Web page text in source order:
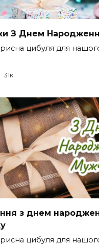
З Днем
цибуля для
31к.
з днем
цибуля для